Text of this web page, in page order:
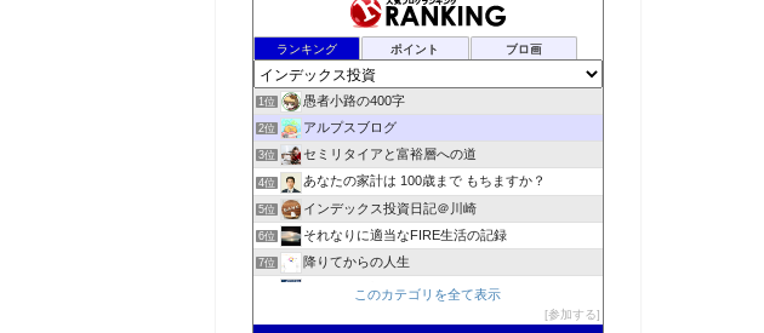
ランキング ポイント ブロ画
1位 愚者小路の400字
2位 アルプスブログ
3位 セミリタイアと富裕層への道
4位 あなたの家計は 100歳まで もちますか？
5位 インデックス投資日記＠川崎
6位 それなりに適当なFIRE生活の記録
7位 降りてからの人生
2023年(46歳)FIRE！！！＠20XX年FIRE！！！
このカテゴリを全て表示
参加する